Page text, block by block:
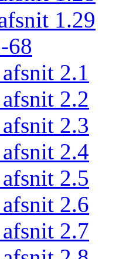
1.29
68
2.1
2.2
2.3
2.4
2.5
2.6
2.7